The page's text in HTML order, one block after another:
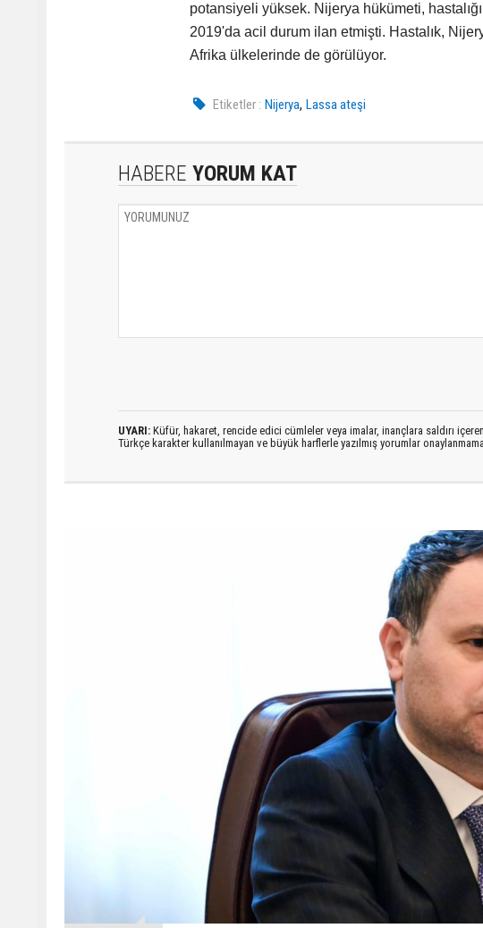
potansiyeli yüksek. Nijerya hükümeti,
2019'da acil durum ilan etmişti. Hastalık,
Afrika ülkelerinde de görülüyor.
Etiketler : Nijerya,Lassa ateşi
HABERE YORUM KAT
UYARI: Küfür, hakaret, rencide edici cümleler veya imalar, inançlara saldırı
Türkçe karakter kullanılmayan ve büyük harflerle yazılmış yorumlar